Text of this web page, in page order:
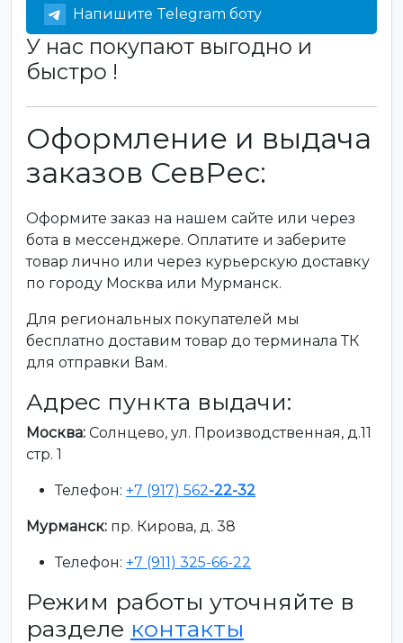
Напишите Telegram боту
У нас покупают выгодно и
быстро !
Оформление и выдача
заказов СевРес:
Оформите заказ на нашем сайте или через
бота в мессенджере. Оплатите и заберите
товар лично или через курьерскую доставку
по городу Москва или Мурманск.
Для региональных покупателей мы
бесплатно доставим товар до терминала ТК
для отправки Вам.
Адрес пункта выдачи:
Москва: Солнцево, ул. Производственная, д.11
стр. 1
Телефон: +7 (917) 562-22-32
Мурманск: пр. Кирова, д. 38
Телефон: +7 (911) 325-66-22
Режим работы уточняйте в
разделе контакты